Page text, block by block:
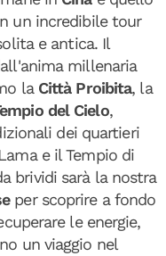
un incredibile tour
e antica. Il
millenaria
la Città Proibita, la
del Cielo,
dei quartieri
e il Tempio di
brividi sarà la nostra
per scoprire a fondo
le energie,
un viaggio nel